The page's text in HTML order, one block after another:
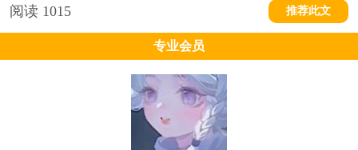
阅读 1015 推荐此文
专业会员